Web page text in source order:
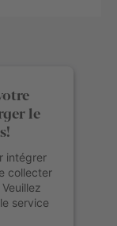
le
intégrer
collecter
service